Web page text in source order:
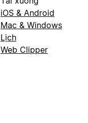
iOS & Android
Mac & Windows
Lịch
Web Clipper